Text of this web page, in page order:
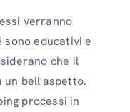
verranno
sono educativi e
che il
bell'aspetto.
processi in